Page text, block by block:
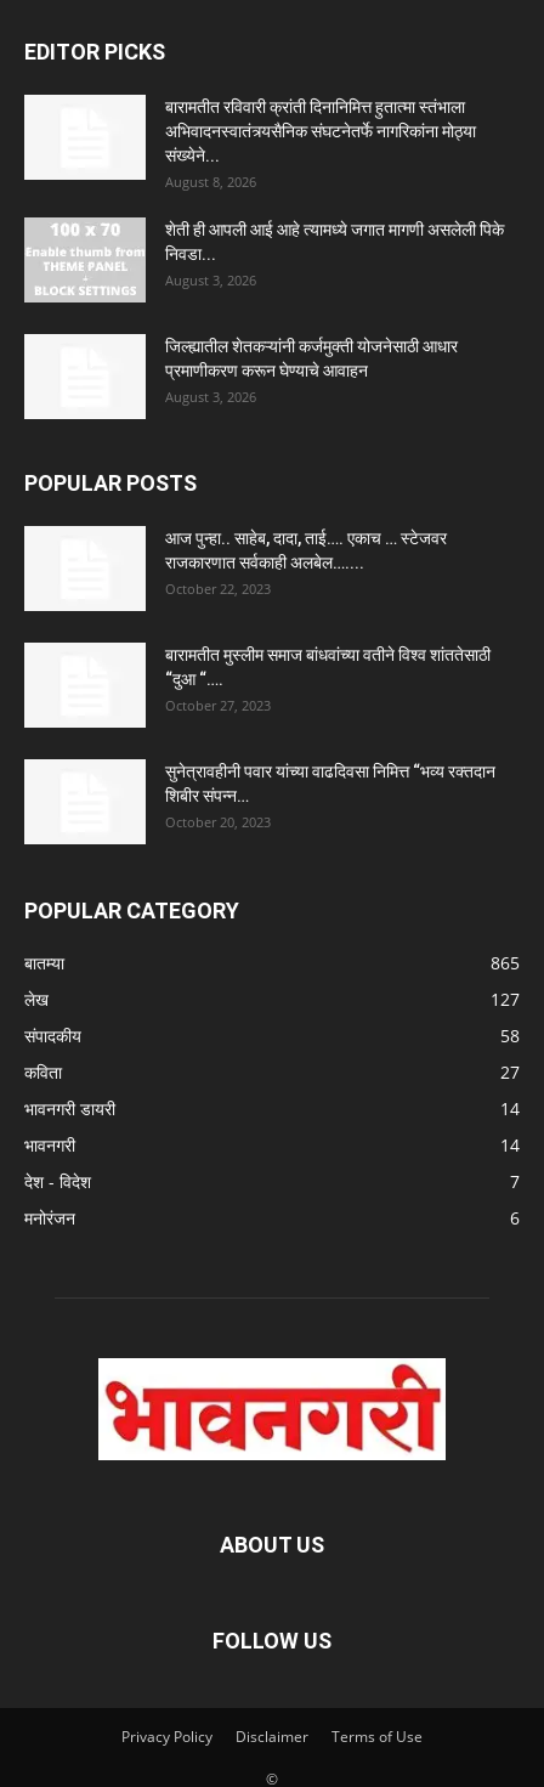
EDITOR PICKS
बारामतीत रविवारी क्रांती दिनानिमित्त हुतात्मा स्तंभाला
अभिवादनस्वातंत्र्यसैनिक संघटनेतर्फे नागरिकांना मोठ्या
संख्येने...
August 8, 2026
शेती ही आपली आई आहे त्यामध्ये जगात मागणी असलेली पिके
निवडा...
August 3, 2026
जिल्ह्यातील शेतकऱ्यांनी कर्जमुक्ती योजनेसाठी आधार
प्रमाणीकरण करून घेण्याचे आवाहन
August 3, 2026
POPULAR POSTS
आज पुन्हा.. साहेब, दादा, ताई…. एकाच … स्टेजवर
राजकारणात सर्वकाही अलबेल…....
October 22, 2023
बारामतीत मुस्लीम समाज बांधवांच्या वतीने विश्व शांततेसाठी
“दुआ “….
October 27, 2023
सुनेत्रावहीनी पवार यांच्या वाढदिवसा निमित्त “भव्य रक्तदान
शिबीर संपन्न…
October 20, 2023
POPULAR CATEGORY
बातम्या
865
लेख
127
संपादकीय
58
कविता
27
भावनगरी डायरी
14
भावनगरी
14
देश - विदेश
7
मनोरंजन
6
ABOUT US
FOLLOW US
Privacy Policy Disclaimer Terms of Use
©